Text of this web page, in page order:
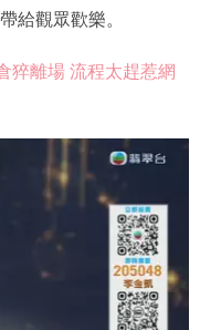
給觀眾歡樂。
猝離場 流程太趕惹網